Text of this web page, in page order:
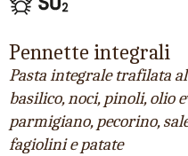
Pennette integrali
Pasta integrale trafilata
basilico, noci, pinoli, olio
parmigiano, pecorino,
fagiolini e patate